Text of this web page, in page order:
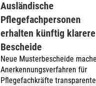
Ausländische
Pflegefachpersonen
erhalten künftig klarere
Bescheide
Neue Musterbescheide
Anerkennungsverfahren für
Pflegefachkräfte